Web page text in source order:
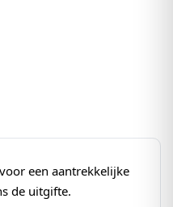
een aantrekkelijke
de uitgifte.